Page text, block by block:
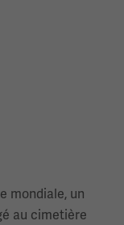
mondiale, un
au cimetière